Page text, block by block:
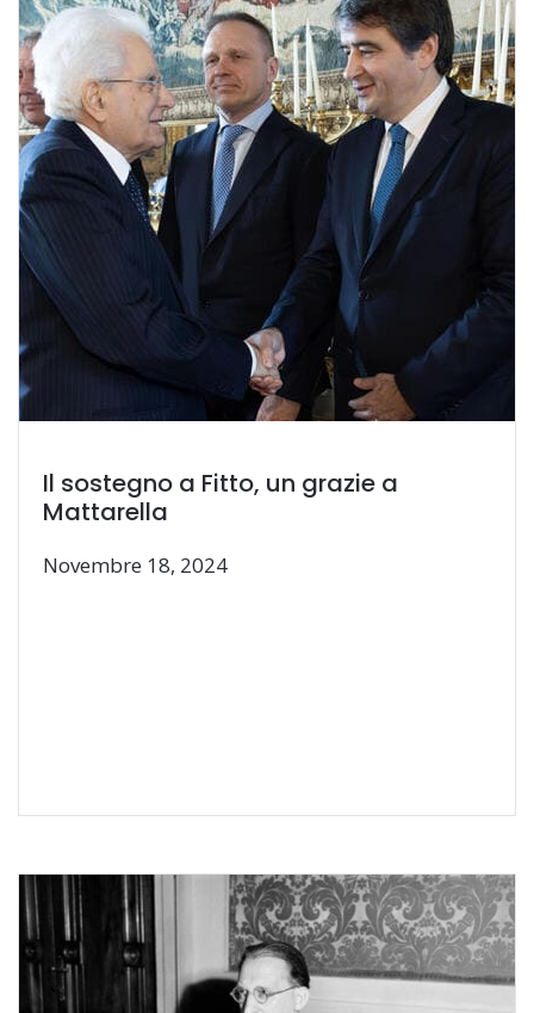
Il sostegno a Fitto, un grazie a
Mattarella
Novembre 18, 2024